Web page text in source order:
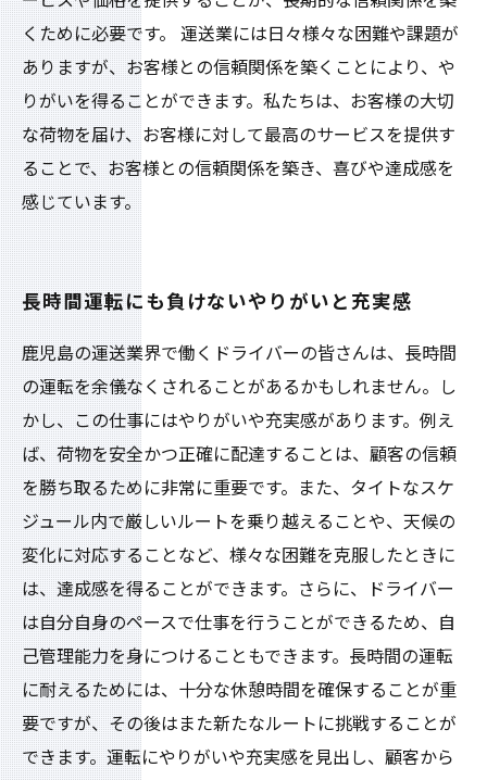
くために必要です。 運送業には日々様々な困難や課題が
ありますが、お客様との信頼関係を築くことにより、や
りがいを得ることができます。私たちは、お客様の大切
な荷物を届け、お客様に対して最高のサービスを提供す
ることで、お客様との信頼関係を築き、喜びや達成感を
感じています。
長時間運転にも負けないやりがいと充実感
鹿児島の運送業界で働くドライバーの皆さんは、長時間
の運転を余儀なくされることがあるかもしれません。し
かし、この仕事にはやりがいや充実感があります。例え
ば、荷物を安全かつ正確に配達することは、顧客の信頼
を勝ち取るために非常に重要です。また、タイトなスケ
ジュール内で厳しいルートを乗り越えることや、天候の
変化に対応することなど、様々な困難を克服したときに
は、達成感を得ることができます。さらに、ドライバー
は自分自身のペースで仕事を行うことができるため、自
己管理能力を身につけることもできます。長時間の運転
に耐えるためには、十分な休憩時間を確保することが重
要ですが、その後はまた新たなルートに挑戦することが
できます。運転にやりがいや充実感を見出し、顧客から